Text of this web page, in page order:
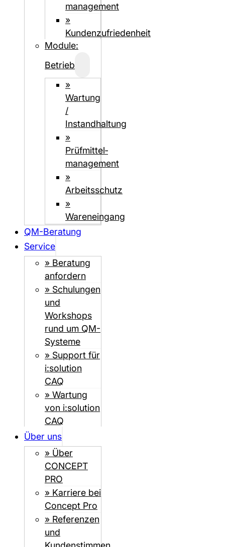
management
»
Kundenzufriedenheit
Module:
Betrieb
»
Wartung
/
Instandhaltung
»
Prüfmittel­­
management
»
Arbeitsschutz
»
Wareneingang
QM-Beratung
Service
» Beratung
anfordern
» Schulungen
und
Workshops
rund um QM-
Systeme
» Support für
i:solution
CAQ
» Wartung
von i:solution
CAQ
Über uns
» Über
CONCEPT
PRO
» Karriere bei
Concept Pro
» Referenzen
und